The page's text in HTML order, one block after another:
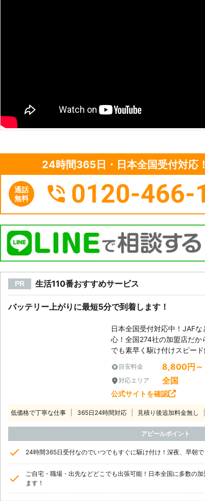
24時間365日・日本全国受付対応
通話
無料
0120-466-
PR 生活110番おすすめサービス
バッテリー上がりに最短5分で到着します！
日本全国受付対応中！JAF
心！全国274社の加盟店だ
でも素早く駆け付けスピード
目安料金 8,800円～
対応エリア 全国
公式サイトを確認
低価格で丁寧な仕事 365日24時間対応 見積り後追加料金無し
アピールポイント
24時間365日受付なのでいつでもすぐに駆け付け！深夜、早朝で
ご自宅・職場・出先などどこでも出張可能！日本全国に多数の
ます！